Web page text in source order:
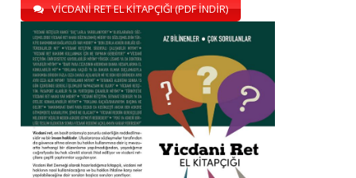
VİCDANİ RET EL KİTAPÇIĞI (PDF İNDİR)